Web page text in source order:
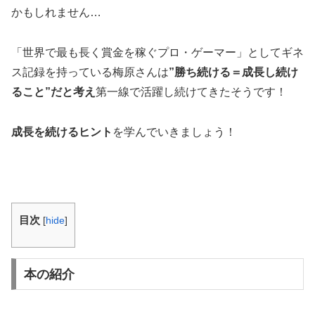
かもしれません…
「世界で最も長く賞金を稼ぐプロ・ゲーマー」としてギネ
ス記録を持っている梅原さんは”勝ち続ける＝成長し続け
ること”だと考え 第一線で活躍し続けてきたそうです！
成長を続けるヒント を学んでいきましょう！
目次 [hide]
本の紹介